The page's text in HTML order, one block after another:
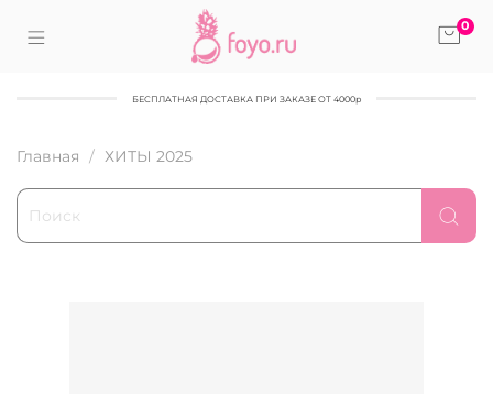
0
БЕСПЛАТНАЯ ДОСТАВКА ПРИ ЗАКАЗЕ ОТ 4000р
Главная ХИТЫ 2025